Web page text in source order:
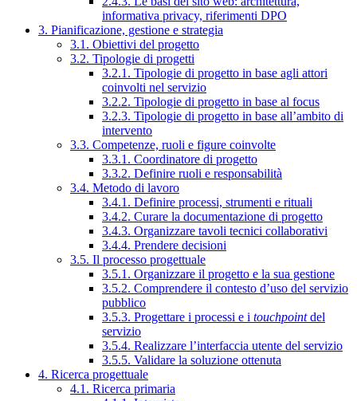
informativa privacy, riferimenti DPO
3. Pianificazione, gestione e strategia
3.1. Obiettivi del progetto
3.2. Tipologie di progetti
3.2.1. Tipologie di progetto in base agli attori
coinvolti nel servizio
3.2.2. Tipologie di progetto in base al focus
3.2.3. Tipologie di progetto in base all’ambito di
intervento
3.3. Competenze, ruoli e figure coinvolte
3.3.1. Coordinatore di progetto
3.3.2. Definire ruoli e responsabilità
3.4. Metodo di lavoro
3.4.1. Definire processi, strumenti e rituali
3.4.2. Curare la documentazione di progetto
3.4.3. Organizzare tavoli tecnici collaborativi
3.4.4. Prendere decisioni
3.5. Il processo progettuale
3.5.1. Organizzare il progetto e la sua gestione
3.5.2. Comprendere il contesto d’uso del servizio
pubblico
3.5.3. Progettare i processi e i touchpointdel
servizio
3.5.4. Realizzare l’interfaccia utente del servizio
3.5.5. Validare la soluzione ottenuta
4. Ricerca progettuale
4.1. Ricerca primaria